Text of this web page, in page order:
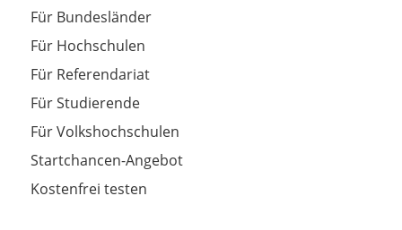
Für Bundesländer
Für Hochschulen
Für Referendariat
Für Studierende
Für Volkshochschulen
Startchancen-Angebot
Kostenfrei testen